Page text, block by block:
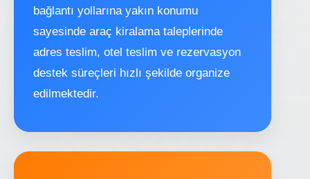
bağlantı yollarına yakın konumu
sayesinde araç kiralama taleplerinde
adres teslim, otel teslim ve rezervasyon
destek süreçleri hızlı şekilde organize
edilmektedir.